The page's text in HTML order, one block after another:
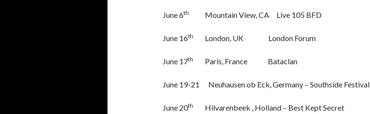
June 6th Mountain View, CA Live 105 BFD
June 16th London, UK London Forum
June 17th Paris, France Bataclan
June 19-21 Neuhausen ob Eck, Germany – Southside Festival
June 20th Hilvarenbeek , Holland – Best Kept Secret